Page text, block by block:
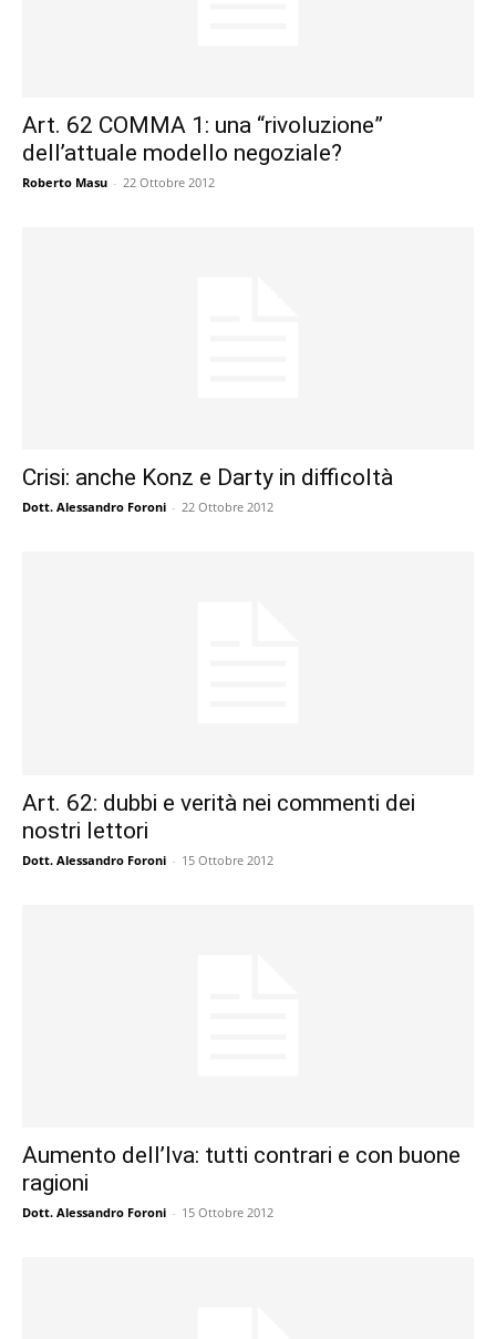
Art. 62 COMMA 1: una “rivoluzione”
dell’attuale modello negoziale?
Roberto Masu - 22 Ottobre 2012
Crisi: anche Konz e Darty in difficoltà
Dott. Alessandro Foroni - 22 Ottobre 2012
Art. 62: dubbi e verità nei commenti dei
nostri lettori
Dott. Alessandro Foroni - 15 Ottobre 2012
Aumento dell’Iva: tutti contrari e con buone
ragioni
Dott. Alessandro Foroni - 15 Ottobre 2012